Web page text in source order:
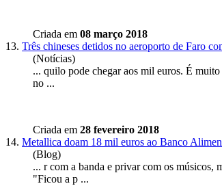
Criada em 08 março 2018
13. Três chineses detidos no aeroporto de Faro
(Notícias)
... quilo pode chegar aos mil euros. É
no ...
Criada em 28 fevereiro 2018
14. Metallica doam 18 mil euros ao Banco
(Blog)
... r com a banda e privar com os músicos,
"Ficou a p ...